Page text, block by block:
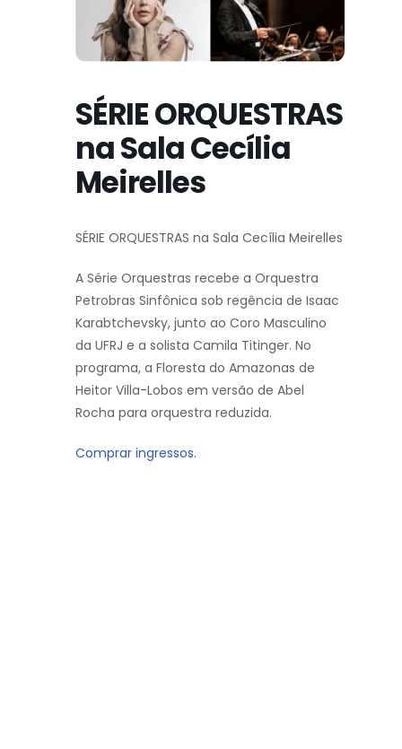
SÉRIE ORQUESTRAS
na Sala Cecília
Meirelles
SÉRIE ORQUESTRAS na Sala Cecília Meirelles
A Série Orquestras recebe a Orquestra
Petrobras Sinfônica sob regência de Isaac
Karabtchevsky, junto ao Coro Masculino
da UFRJ e a solista Camila Titinger. No
programa, a Floresta do Amazonas de
Heitor Villa-Lobos em versão de Abel
Rocha para orquestra reduzida.
Comprar ingressos.